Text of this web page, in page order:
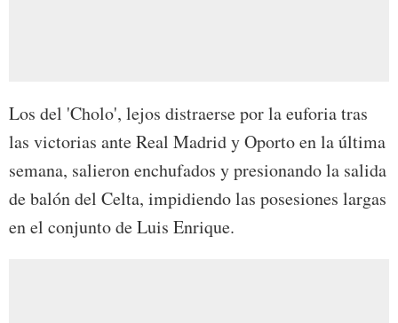
Los del 'Cholo', lejos distraerse por la euforia tras
las victorias ante Real Madrid y Oporto en la última
semana, salieron enchufados y presionando la salida
de balón del Celta, impidiendo las posesiones largas
en el conjunto de Luis Enrique.